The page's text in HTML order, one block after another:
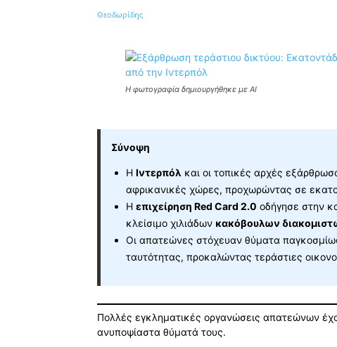
Κοινοποίηση
Η φωτογραφία δημιουργήθηκε με AI
Σύνοψη
Η Ιντερπόλ και οι τοπικές αρχές
αφρικανικές χώρες, προχωρώντας σε
Η επιχείρηση Red Card 2.0 οδήγησε στην
κλείσιμο χιλιάδων κακόβουλων
Οι απατεώνες στόχευαν θύματα
ταυτότητας, προκαλώντας τεράστιες
Πολλές εγκληματικές οργανώσεις απατεώνων
ανυποψίαστα θύματά τους.